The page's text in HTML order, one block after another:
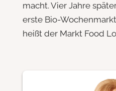
macht. Vier Jahre
erste Bio-
heißt der Markt Food